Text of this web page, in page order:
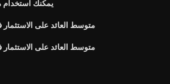
يمكنك استخدام
متوسط ​​العائد على الاستثمار
متوسط ​​العائد على الاستثمار